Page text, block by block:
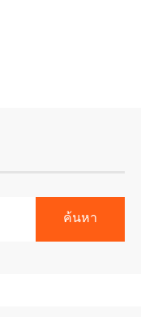
ค้นหา